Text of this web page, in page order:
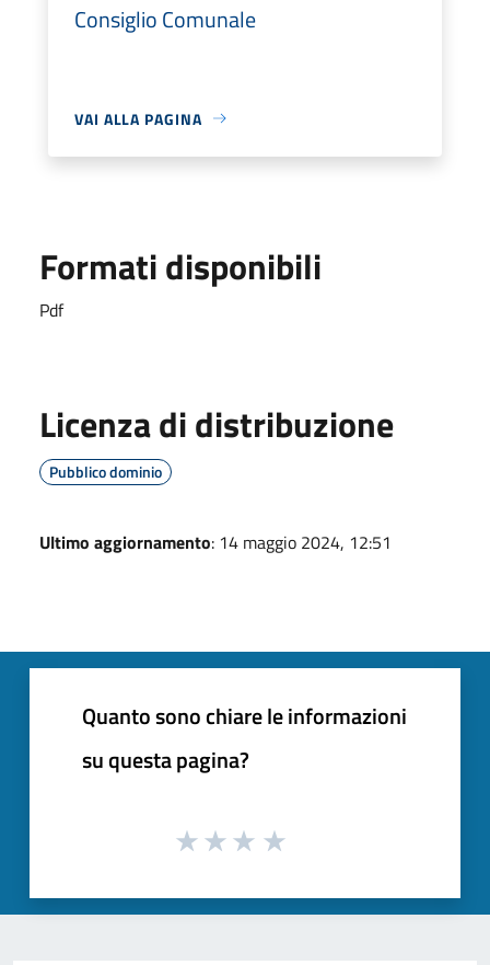
Consiglio Comunale
VAI ALLA PAGINA
Formati disponibili
Pdf
Licenza di distribuzione
Pubblico dominio
Ultimo aggiornamento: 14 maggio 2024, 12:51
Quanto sono chiare le informazioni
su questa pagina?